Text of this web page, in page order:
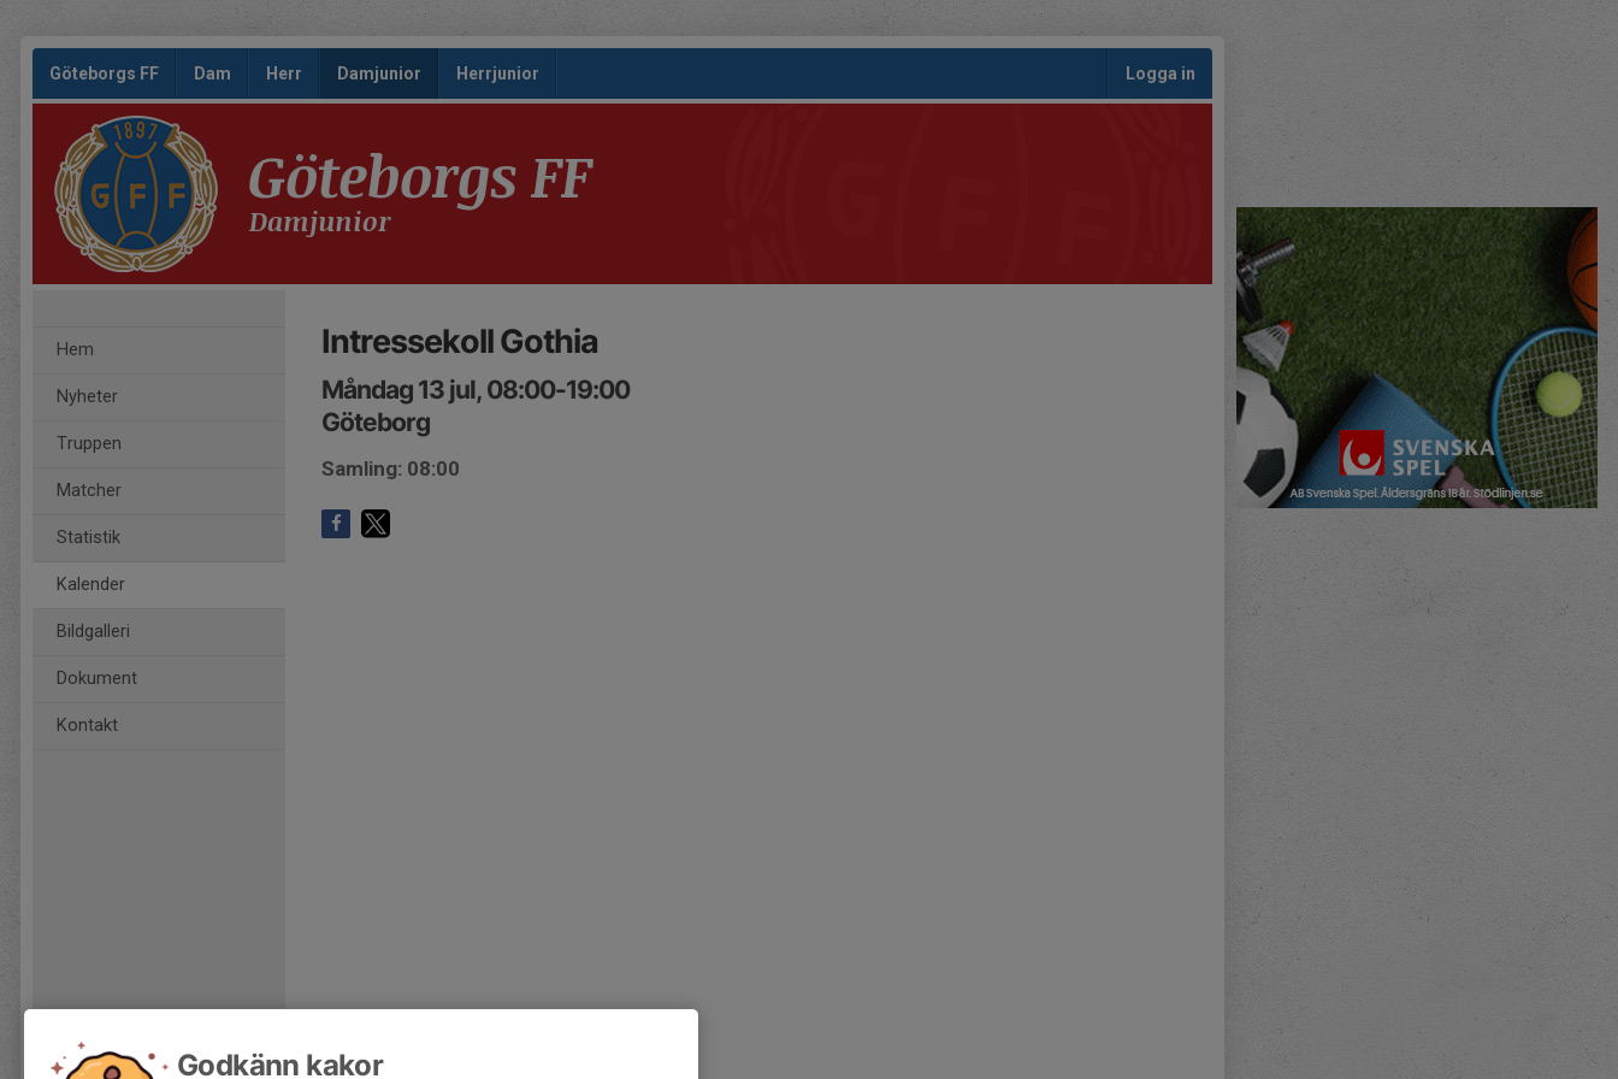
Göteborgs FF Dam Herr Damjunior Herrjunior Logga in
Göteborgs FF
Damjunior
Hem
Nyheter
Truppen
Matcher
Statistik
Kalender
Bildgalleri
Dokument
Kontakt
Intressekoll Gothia
Måndag 13 jul, 08:00-19:00
Göteborg
Samling: 08:00
Godkänn kakor